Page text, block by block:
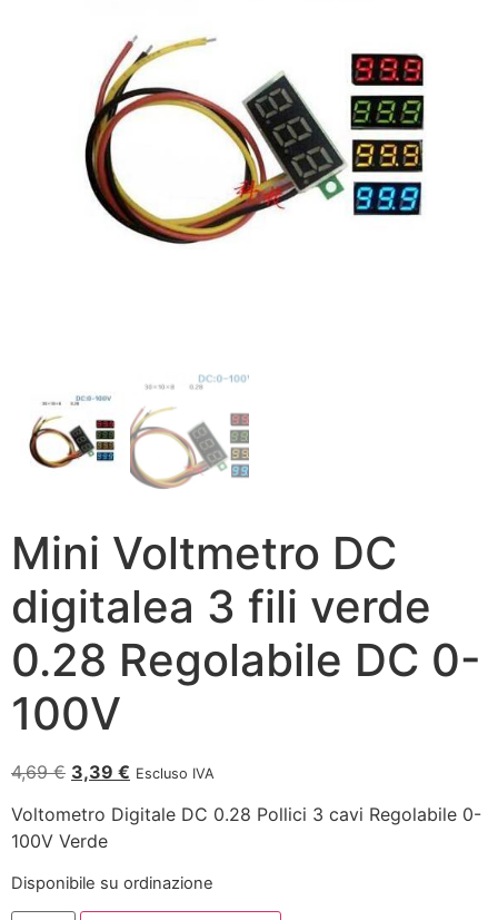
Mini Voltmetro DC
digitalea 3 fili verde
0.28 Regolabile DC 0-
100V
4,69€ 3,39 € Escluso IVA
Voltometro Digitale DC 0.28 Pollici 3 cavi Regolabile 0-
100V Verde
Disponibile su ordinazione